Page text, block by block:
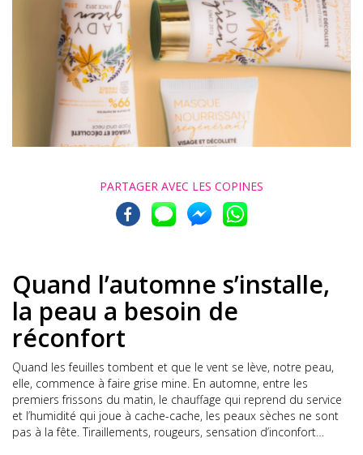
PARTAGER AVEC LES COPINES
Quand l’automne s’installe,
la peau a besoin de
réconfort
Quand les feuilles tombent et que le vent se lève, notre peau,
elle, commence à faire grise mine. En automne, entre les
premiers frissons du matin, le chauffage qui reprend du service
et l’humidité qui joue à cache-cache, les peaux sèches ne sont
pas à la fête. Tiraillements, rougeurs, sensation d’inconfort…